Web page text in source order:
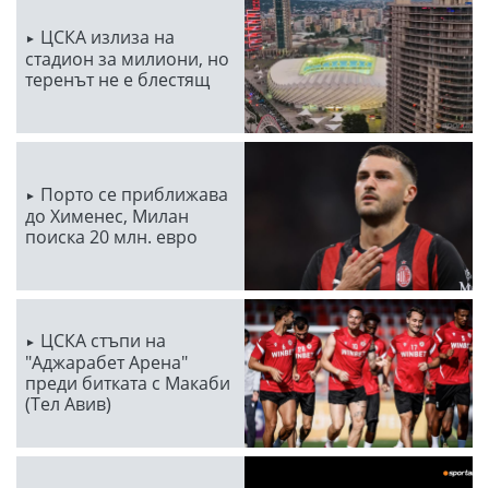
ЦСКА излиза на
стадион за милиони, но
теренът не е блестящ
Порто се приближава
до Хименес, Милан
поиска 20 млн. евро
ЦСКА стъпи на
"Аджарабет Арена"
преди битката с Макаби
(Тел Авив)